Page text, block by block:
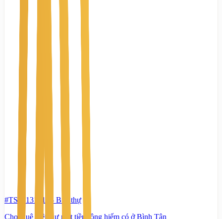
#TS43131914 - Biệt thự
Cho thuê biệt thự mặt tiền rộng hiếm có ở Bình Tân